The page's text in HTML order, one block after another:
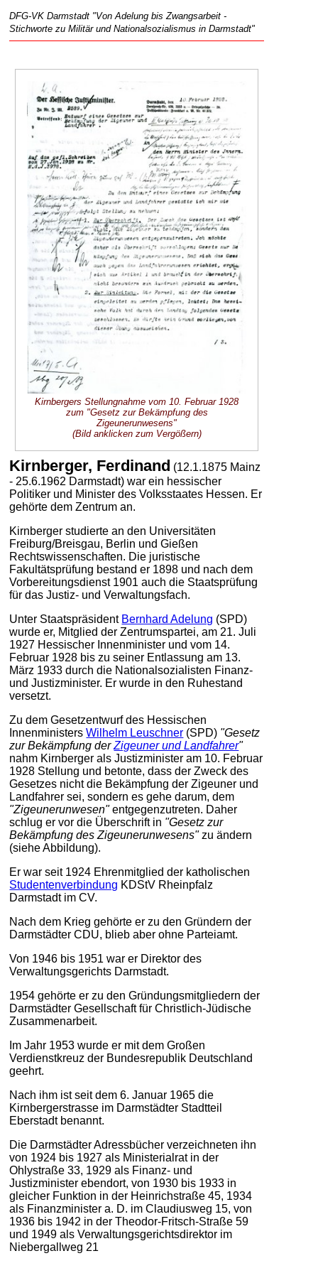
DFG-VK Darmstadt "Von Adelung bis Zwangsarbeit -
Stichworte zu Militär und Nationalsozialismus in Darmstadt"
Kirnbergers Stellungnahme vom 10. Februar 1928
zum "Gesetz zur Bekämpfung des
Zigeunerunwesens"
(Bild anklicken zum Vergößern)
Kirnberger, Ferdinand (12.1.1875 Mainz
- 25.6.1962 Darmstadt) war ein hessischer
Politiker und Minister des Volksstaates Hessen. Er
gehörte dem Zentrum an.
Kirnberger studierte an den Universitäten
Freiburg/Breisgau, Berlin und Gießen
Rechtswissenschaften. Die juristische
Fakultätsprüfung bestand er 1898 und nach dem
Vorbereitungsdienst 1901 auch die Staatsprüfung
für das Justiz- und Verwaltungsfach.
Unter Staatspräsident Bernhard Adelung (SPD)
wurde er, Mitglied der Zentrumspartei, am 21. Juli
1927 Hessischer Innenminister und vom 14.
Februar 1928 bis zu seiner Entlassung am 13.
März 1933 durch die Nationalsozialisten Finanz-
und Justizminister. Er wurde in den Ruhestand
versetzt.
Zu dem Gesetzentwurf des Hessischen
InnenministersWilhelm Leuschner (SPD) "Gesetz
zur Bekämpfung derZigeuner und Landfahrer"
nahm Kirnberger als Justizminister am 10. Februar
1928 Stellung und betonte, dass der Zweck des
Gesetzes nicht die Bekämpfung der Zigeuner und
Landfahrer sei, sondern es gehe darum, dem
"Zigeunerunwesen"entgegenzutreten. Daher
schlug er vor die Überschrift in "Gesetz zur
Bekämpfung des Zigeunerunwesens"zu ändern
(siehe Abbildung).
Er war seit 1924 Ehrenmitglied der katholischen
Studentenverbindung KDStV Rheinpfalz
Darmstadt im CV.
Nach dem Krieg gehörte er zu den Gründern der
Darmstädter CDU, blieb aber ohne Parteiamt.
Von 1946 bis 1951 war er Direktor des
Verwaltungsgerichts Darmstadt.
1954 gehörte er zu den Gründungsmitgliedern der
Darmstädter Gesellschaft für Christlich-Jüdische
Zusammenarbeit.
Im Jahr 1953 wurde er mit dem Großen
Verdienstkreuz der Bundesrepublik Deutschland
geehrt.
Nach ihm ist seit dem 6. Januar 1965 die
Kirnbergerstrasse im Darmstädter Stadtteil
Eberstadt benannt.
Die Darmstädter Adressbücher verzeichneten ihn
von 1924 bis 1927 als Ministerialrat in der
Ohlystraße 33, 1929 als Finanz- und
Justizminister ebendort, von 1930 bis 1933 in
gleicher Funktion in der Heinrichstraße 45, 1934
als Finanzminister a. D. im Claudiusweg 15, von
1936 bis 1942 in der Theodor-Fritsch-Straße 59
und 1949 als Verwaltungsgerichtsdirektor im
Niebergallweg 21